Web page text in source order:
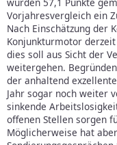
Vorjahresvergleich ein
Nach Einschätzung der
Konjunkturmotor
dies soll aus Sicht der
weitergehen.
der anhaltend
Jahr sogar noch weiter
sinkende
offenen Stellen sorgen
Möglicherweise hat